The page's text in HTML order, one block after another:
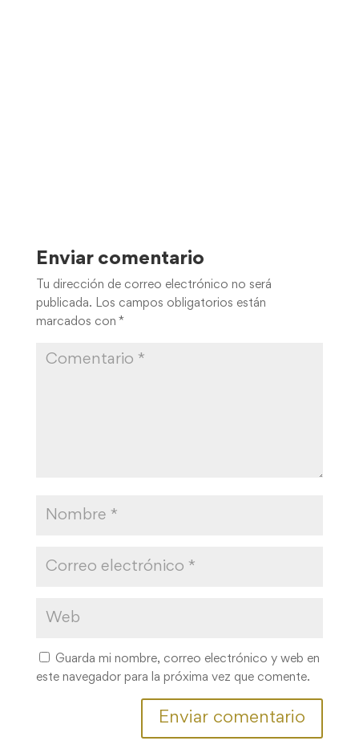
Enviar comentario
Tu dirección de correo electrónico no será
publicada. Los campos obligatorios están
marcados con *
Guarda mi nombre, correo electrónico y web en
este navegador para la próxima vez que comente.